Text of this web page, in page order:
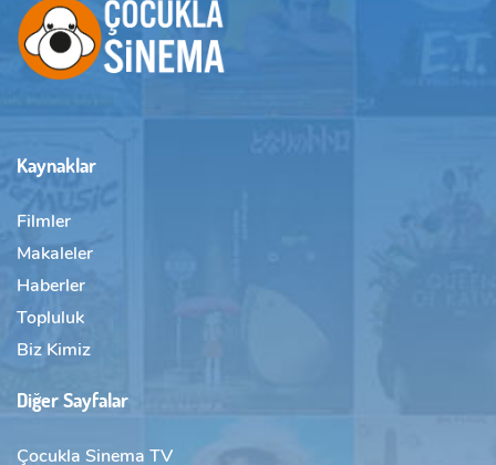
Kaynaklar
Filmler
Makaleler
Haberler
Topluluk
Biz Kimiz
Diğer Sayfalar
Çocukla Sinema TV